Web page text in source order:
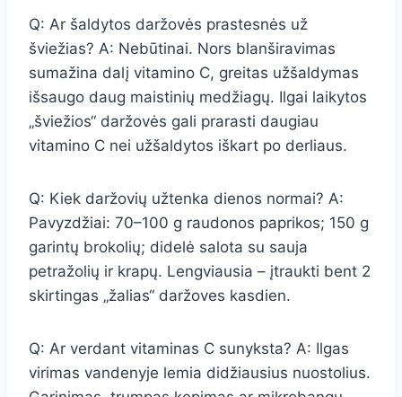
Q: Ar šaldytos daržovės prastesnės už
šviežias? A: Nebūtinai. Nors blanširavimas
sumažina dalį vitamino C, greitas užšaldymas
išsaugo daug maistinių medžiagų. Ilgai laikytos
„šviežios“ daržovės gali prarasti daugiau
vitamino C nei užšaldytos iškart po derliaus.
Q: Kiek daržovių užtenka dienos normai? A:
Pavyzdžiai: 70–100 g raudonos paprikos; 150 g
garintų brokolių; didelė salota su sauja
petražolių ir krapų. Lengviausia – įtraukti bent 2
skirtingas „žalias“ daržoves kasdien.
Q: Ar verdant vitaminas C sunyksta? A: Ilgas
virimas vandenyje lemia didžiausius nuostolius.